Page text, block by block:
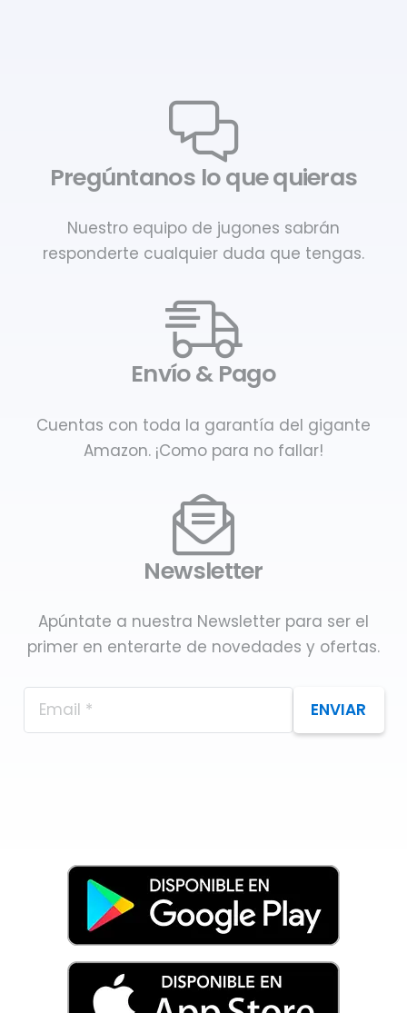
Pregúntanos lo que quieras
Nuestro equipo de jugones sabrán
responderte cualquier duda que tengas.
Envío & Pago
Cuentas con toda la garantía del gigante
Amazon. ¡Como para no fallar!
Newsletter
Apúntate a nuestra Newsletter para ser el
primer en enterarte de novedades y ofertas.
ENVIAR